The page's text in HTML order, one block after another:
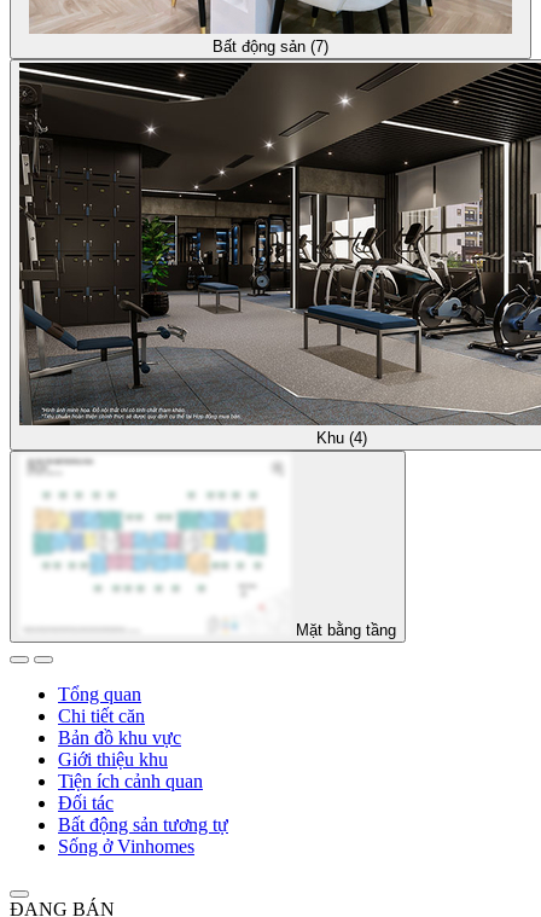
Bất động sản (7)
Khu (4)
Mặt bằng tầng
Tổng quan
Chi tiết căn
Bản đồ khu vực
Giới thiệu khu
Tiện ích cảnh quan
Đối tác
Bất động sản tương tự
Sống ở Vinhomes
ĐANG BÁN